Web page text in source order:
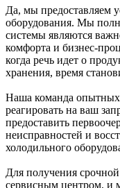
Да, мы предоставляем
оборудования. Мы
системы являются
комфорта и бизнес-
когда речь идет о
хранения, время
Наша команда опытных
реагировать на ваш
предоставить
неисправностей и
холодильного
Для получения
сервисным центром, и